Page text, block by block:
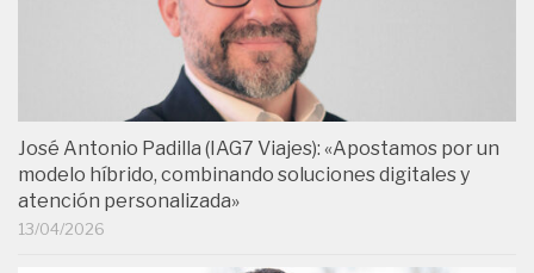
José Antonio Padilla (IAG7 Viajes): «Apostamos por un
modelo híbrido, combinando soluciones digitales y
atención personalizada»
13/04/2026